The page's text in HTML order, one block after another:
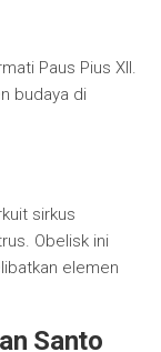
Paus Pius XII.
budaya di
sirkus
Obelisk ini
elemen
Santo